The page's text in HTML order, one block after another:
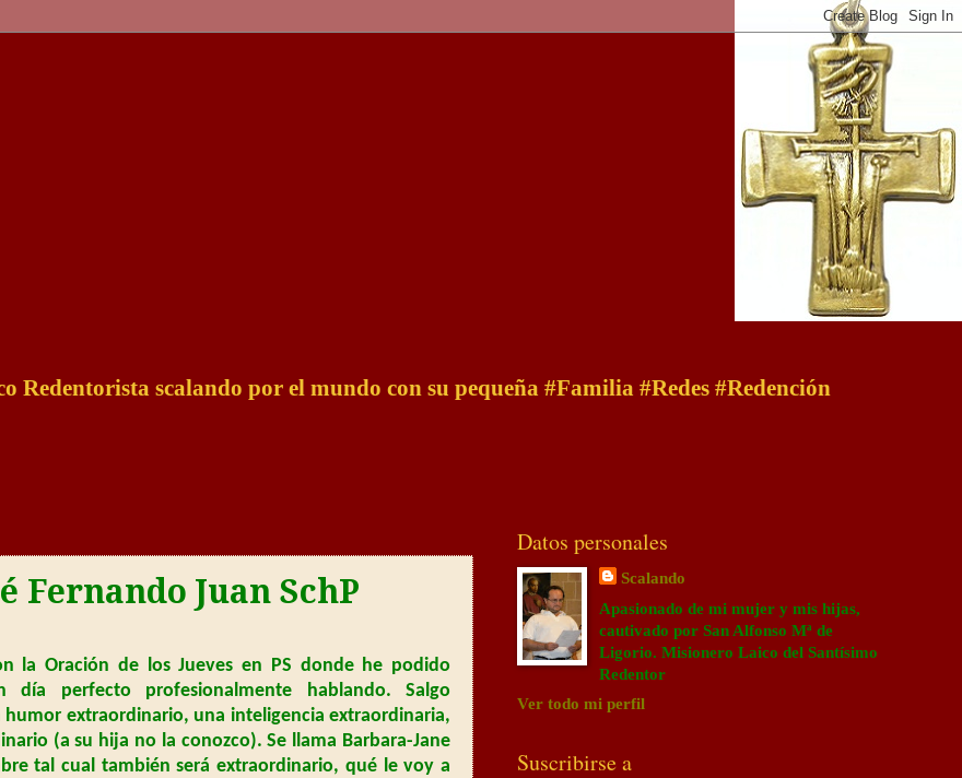
Redentorista scalando por el mundo con su pequeña #Familia #Redes #Redención
Fernando Juan SchP
la Oración de los Jueves en PS donde he podido
perfecto profesionalmente hablando. Salgo
extraordinario, una inteligencia extraordinaria,
(a su hija no la conozco). Se llama Barbara-Jane
tal cual también será extraordinario, qué le voy a
Datos personales
Scalando
Apasionado de mi mujer y mis hijas,
cautivado por San Alfonso Mª de
Ligorio. Misionero Laico del Santísimo
Redentor
Ver todo mi perfil
Suscribirse a